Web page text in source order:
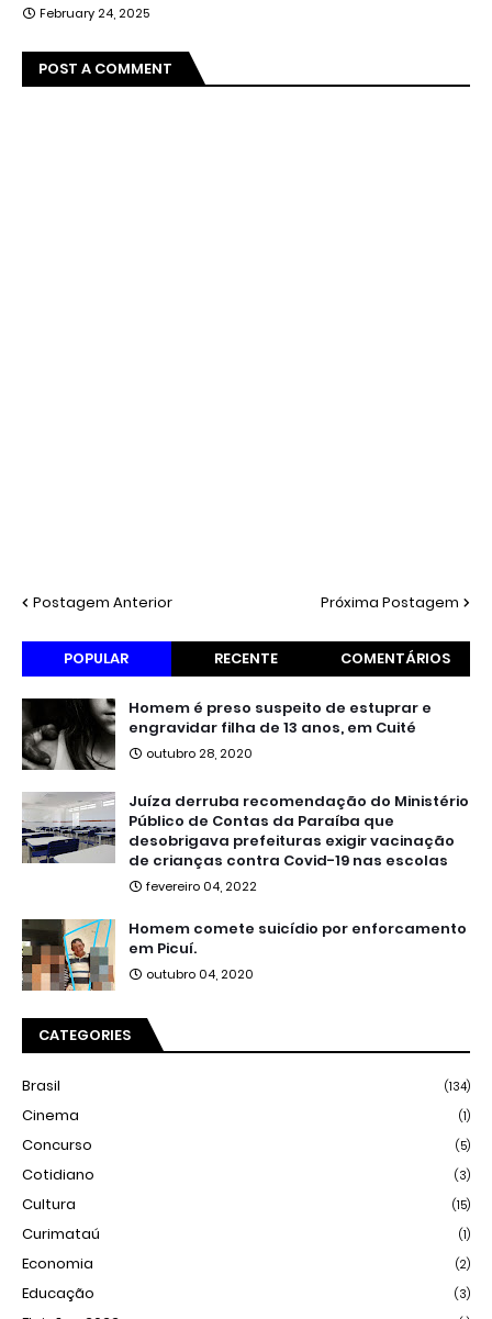
February 24, 2025
POST A COMMENT
Postagem Anterior Próxima Postagem
POPULAR RECENTE COMENTÁRIOS
Homem é preso suspeito de estuprar e
engravidar filha de 13 anos, em Cuité
outubro 28, 2020
Juíza derruba recomendação do Ministério
Público de Contas da Paraíba que
desobrigava prefeituras exigir vacinação
de crianças contra Covid-19 nas escolas
fevereiro 04, 2022
Homem comete suicídio por enforcamento
em Picuí.
outubro 04, 2020
CATEGORIES
Brasil (134)
Cinema (1)
Concurso (5)
Cotidiano (3)
Cultura (15)
Curimataú (1)
Economia (2)
Educação (3)